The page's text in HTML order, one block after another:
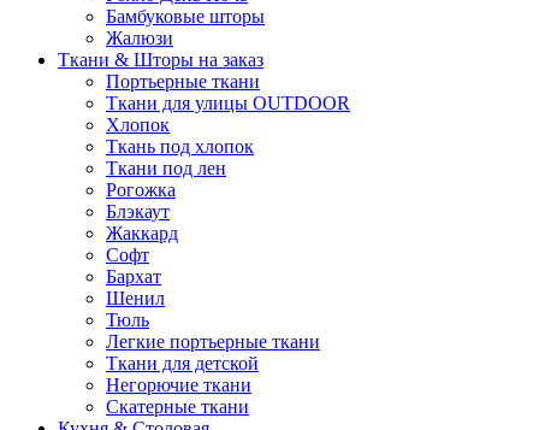
Бамбуковые шторы
Жалюзи
Ткани & Шторы на заказ
Портьерные ткани
Ткани для улицы OUTDOOR
Хлопок
Ткань под хлопок
Ткани под лен
Рогожка
Блэкаут
Жаккард
Софт
Бархат
Шенил
Тюль
Легкие портьерные ткани
Ткани для детской
Негорючие ткани
Скатерные ткани